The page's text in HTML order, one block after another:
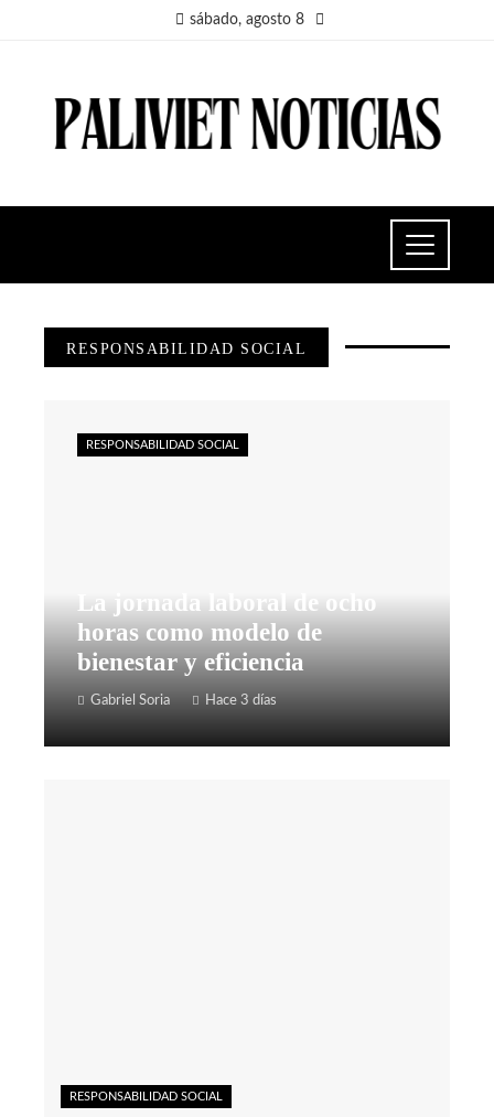
sábado, agosto 8
RESPONSABILIDAD SOCIAL
La jornada laboral de ocho
horas como modelo de
bienestar y eficiencia
Gabriel Soria Hace 3 días
RESPONSABILIDAD SOCIAL
RESPONSABILIDAD SOCIAL